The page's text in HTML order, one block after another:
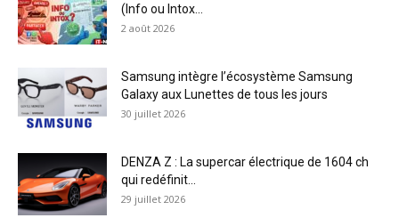
(Info ou Intox...
2 août 2026
Samsung intègre l’écosystème Samsung
Galaxy aux Lunettes de tous les jours
30 juillet 2026
DENZA Z : La supercar électrique de 1604 ch
qui redéfinit...
29 juillet 2026